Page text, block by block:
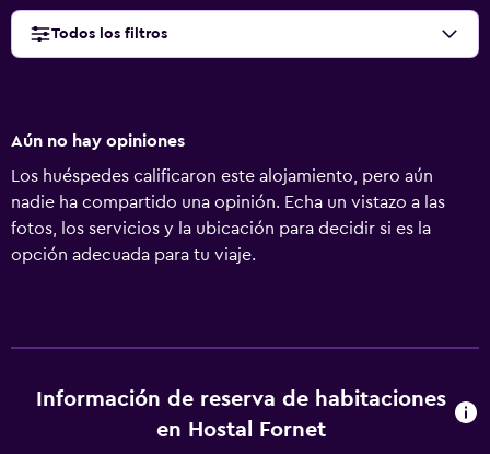
Todos los filtros
Aún no hay opiniones
Los huéspedes calificaron este alojamiento, pero aún
nadie ha compartido una opinión. Echa un vistazo a las
fotos, los servicios y la ubicación para decidir si es la
opción adecuada para tu viaje.
Información de reserva de habitaciones
en Hostal Fornet